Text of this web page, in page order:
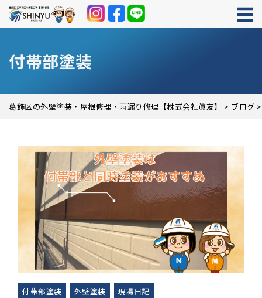
付帯部塗装
葛飾区の外壁塗装・屋根修理・雨漏り修理【株式会社眞友】 > ブログ
付帯部塗装 外壁塗装
現場日記